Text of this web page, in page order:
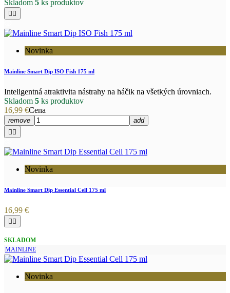
Skladom 5 ks produktov
 
Novinka
Mainline Smart Dip ISO Fish 175 ml
Inteligentná atraktivita nástrahy na háčik na všetkých úrovniach.
Skladom 5 ks produktov
16,99 €Cena
remove
add
 
Novinka
Mainline Smart Dip Essential Cell 175 ml
16,99 €
 
SKLADOM
MAINLINE
Novinka